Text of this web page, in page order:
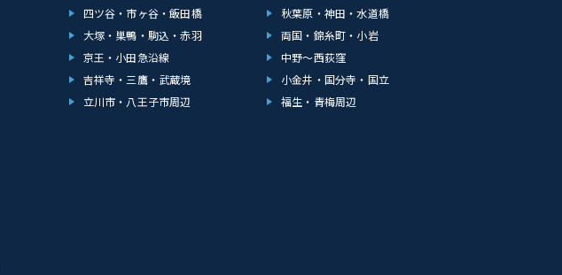
四ツ谷・市ヶ谷・飯田橋
秋葉原・神田・水道橋
大塚・巣鴨・駒込・赤羽
両国・錦糸町・小岩
京王・小田急沿線
中野～西荻窪
吉祥寺・三鷹・武蔵境
小金井・国分寺・国立
立川市・八王子市周辺 福生・青梅周辺